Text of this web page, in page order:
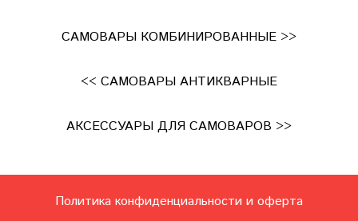
САМОВАРЫ КОМБИНИРОВАННЫЕ >>
<< САМОВАРЫ АНТИКВАРНЫЕ
АКСЕССУАРЫ ДЛЯ САМОВАРОВ >>
Политика конфиденциальности и оферта